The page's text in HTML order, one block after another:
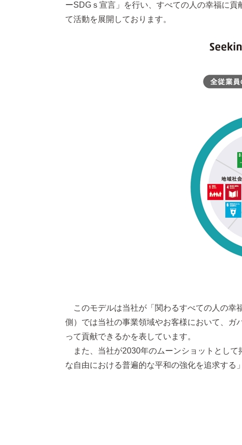
ーSDGｓ宣言」を行い、すべての人の幸福に
て活動を展開しております。
このモデルは当社が「関わるすべての人の幸
側）では当社の事業領域やお客様において、ガ
って貢献できるかを表しています。
また、当社が2030年のムーンショットとして
な自由における普遍的な平和の強化を追求する